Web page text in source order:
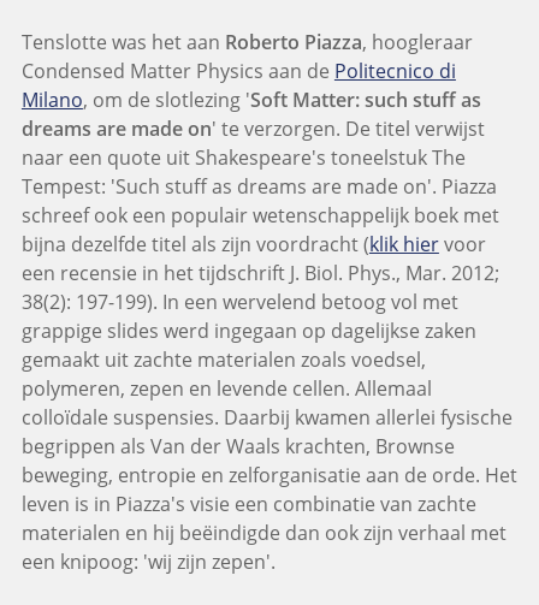
Tenslotte was het aan Roberto Piazza, hoogleraar
Condensed Matter Physics aan de Politecnico di
Milano, om de slotlezing 'Soft Matter: such stuff as
dreams are made on' te verzorgen. De titel verwijst
naar een quote uit Shakespeare's toneelstuk The
Tempest: 'Such stuff as dreams are made on'. Piazza
schreef ook een populair wetenschappelijk boek met
bijna dezelfde titel als zijn voordracht (klik hiervoor
een recensie in het tijdschrift J. Biol. Phys., Mar. 2012;
38(2): 197-199). In een wervelend betoog vol met
grappige slides werd ingegaan op dagelijkse zaken
gemaakt uit zachte materialen zoals voedsel,
polymeren, zepen en levende cellen. Allemaal
colloïdale suspensies. Daarbij kwamen allerlei fysische
begrippen als Van der Waals krachten, Brownse
beweging, entropie en zelforganisatie aan de orde. Het
leven is in Piazza's visie een combinatie van zachte
materialen en hij beëindigde dan ook zijn verhaal met
een knipoog: 'wij zijn zepen'.